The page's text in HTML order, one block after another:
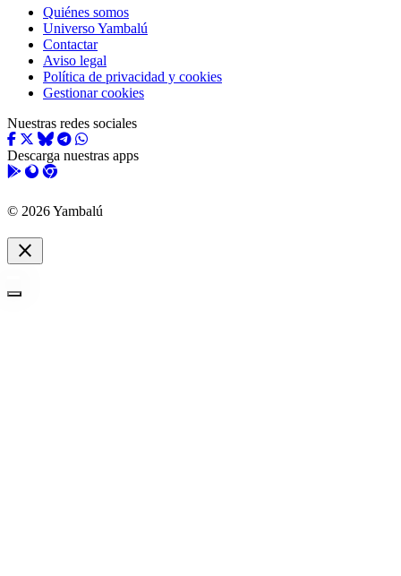
Quiénes somos
Universo Yambalú
Contactar
Aviso legal
Política de privacidad y cookies
Gestionar cookies
Nuestras redes sociales
Descarga nuestras apps
© 2026 Yambalú
close